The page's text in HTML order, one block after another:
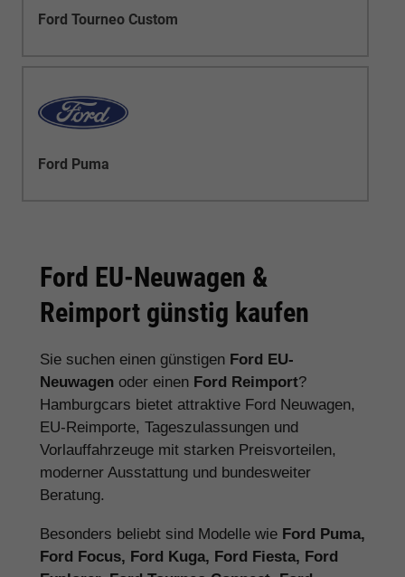
Ford Tourneo Custom
Ford Puma
Ford EU-Neuwagen &
Reimport günstig kaufen
Sie suchen einen günstigen Ford EU-
Neuwagen oder einen Ford Reimport?
Hamburgcars bietet attraktive Ford Neuwagen,
EU-Reimporte, Tageszulassungen und
Vorlauffahrzeuge mit starken Preisvorteilen,
moderner Ausstattung und bundesweiter
Beratung.
Besonders beliebt sind Modelle wie Ford Puma,
Ford Focus, Ford Kuga, Ford Fiesta, Ford